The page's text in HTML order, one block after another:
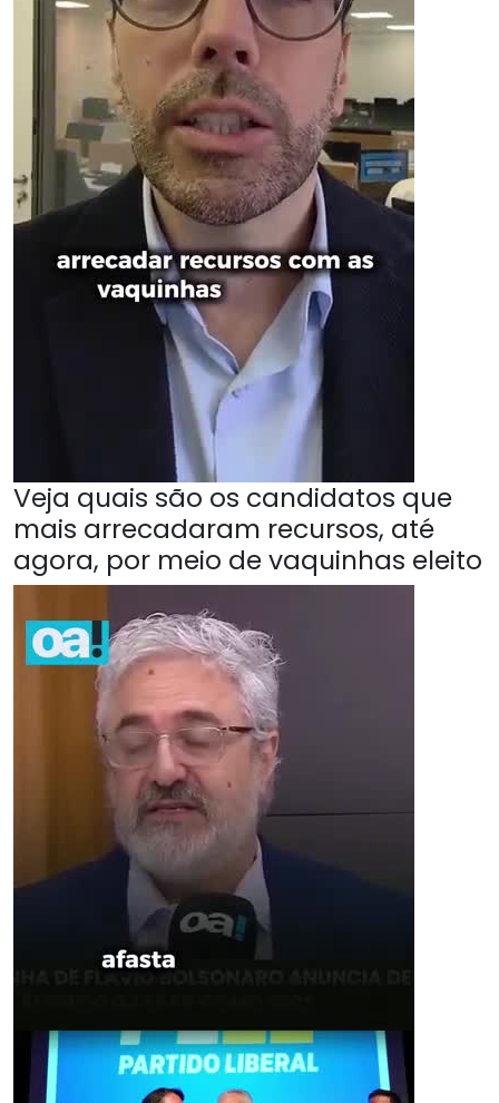
Veja quais são os candidatos que
mais arrecadaram recursos, até
agora, por meio de vaquinhas eleito